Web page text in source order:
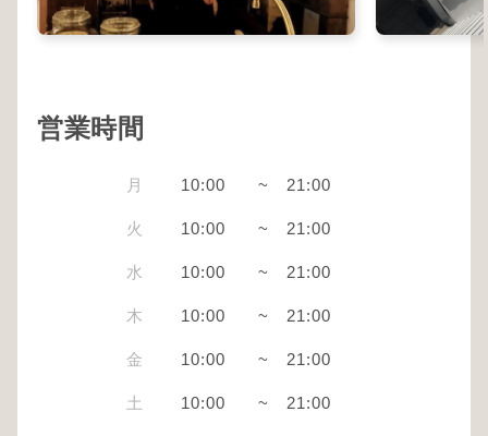
営業時間
月 10:00 ~ 21:00
火 10:00 ~ 21:00
水 10:00 ~ 21:00
木 10:00 ~ 21:00
金 10:00 ~ 21:00
土 10:00 ~ 21:00